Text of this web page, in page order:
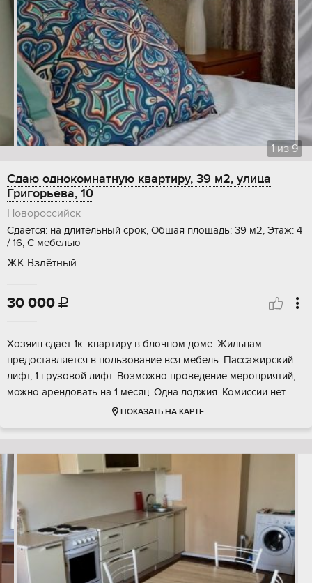
1из9
Сдаю однокомнатную квартиру, 39 м2, улица
Григорьева, 10
Новороссийск
Сдается: на длительный срок, Общая площадь: 39 м2, Этаж: 4
/ 16, С мебелью
ЖК Взлётный
30 000 
Хозяин сдает 1к. квартиру в блочном доме. Жильцам
предоставляется в пользование вся мебель. Пассажирский
лифт, 1 грузовой лифт. Возможно проведение мероприятий,
можно арендовать на 1 месяц. Одна лоджия. Комиссии нет.
ПОКАЗАТЬ НА КАРТЕ